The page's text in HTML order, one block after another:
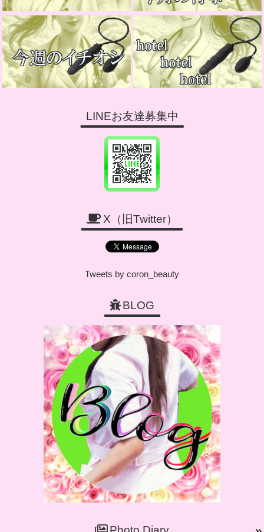
LINEお友達募集中
X（旧Twitter）
Tweets by coron_beauty
BLOG